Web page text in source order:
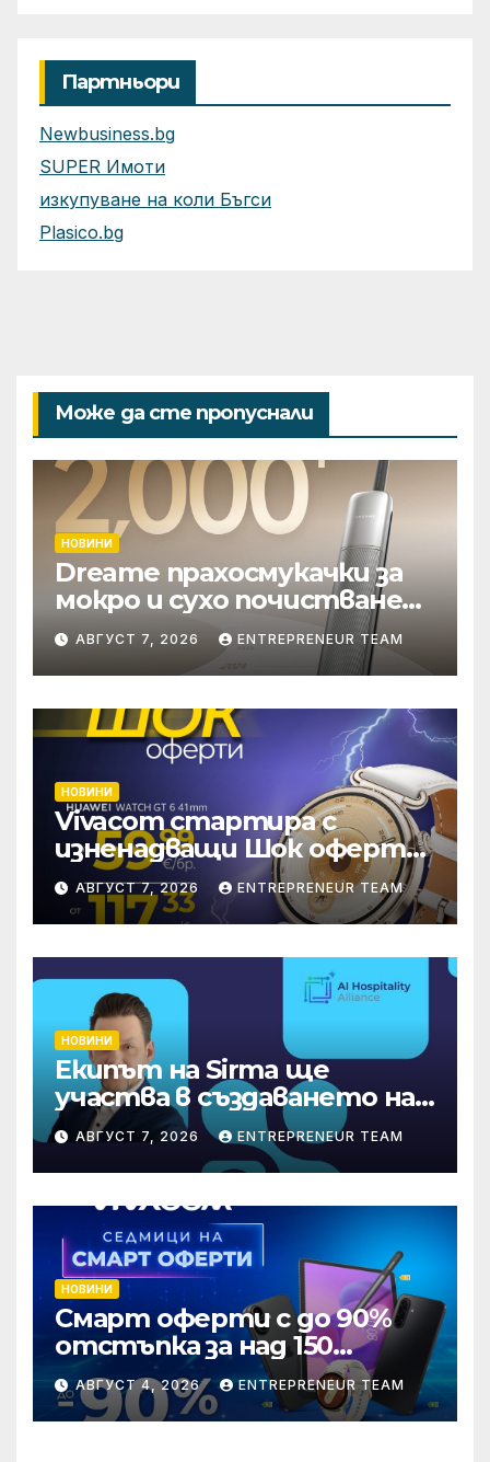
Партньори
Newbusiness.bg
SUPER Имоти
изкупуване на коли Бъгси
Plasico.bg
Може да сте пропуснали
НОВИНИ
Dreame прахосмукачки за
мокро и сухо почистване
надхвърлиха 2 000
патентни заявки в
световен мащаб
АВГУСТ 7, 2026 ENTREPRENEUR TEAM
НОВИНИ
Vivacom стартира с
изненадващи Шок оферти
през август онлайн
АВГУСТ 7, 2026 ENTREPRENEUR TEAM
НОВИНИ
Екипът на Sirma ще
участва в създаването на
международните
стандарти за навлизане на
изкуствен интелект в
хотелиерството
АВГУСТ 7, 2026 ENTREPRENEUR TEAM
НОВИНИ
Смарт оферти с до 90%
отстъпка за над 150
устройства от Vivacom
през август
АВГУСТ 4, 2026 ENTREPRENEUR TEAM